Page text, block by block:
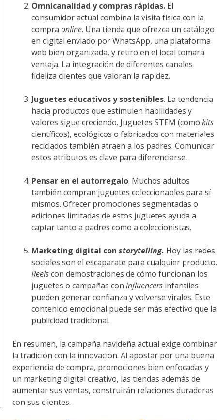
Omnicanalidad y compras rápidas. El
consumidor actual combina la visita física con la
compra online. Una tienda que ofrezca un catálogo
en digital enviado por WhatsApp, una plataforma
web bien organizada, y retiro en el local tomará
ventaja. La integración de diferentes canales
fideliza clientes que valoran la rapidez.
Juguetes educativos y sostenibles. La tendencia
hacia productos que estimulen habilidades y
valores sigue creciendo. Juguetes STEM (como kits
científicos), ecológicos o fabricados con materiales
reciclados también atraen a los padres. Comunicar
estos atributos es clave para diferenciarse.
Pensar en el autorregalo. Muchos adultos
también compran juguetes coleccionables para sí
mismos. Ofrecer promociones segmentadas o
ediciones limitadas de estos juguetes ayuda a
captar tanto a padres como a coleccionistas.
Marketing digital con storytelling. Hoy las redes
sociales son el escaparate para cualquier producto.
Reelscon demostraciones de cómo funcionan los
juguetes o campañas con influencers infantiles
pueden generar confianza y volverse virales. Este
contenido emocional puede ser más efectivo que la
publicidad tradicional.
En resumen, la campaña navideña actual exige combinar
la tradición con la innovación. Al apostar por una buena
experiencia de compra, promociones bien enfocadas y
un marketing digital creativo, las tiendas además de
aumentar sus ventas, construirán relaciones duraderas
con sus clientes.